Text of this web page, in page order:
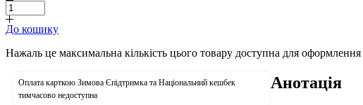
До кошику
Нажаль це максимальна кількість цього товару доступна для оформлення
Оплата карткою Зимова Єпідтримка та Національний кешбек
тимчасово недоступна
Анотація